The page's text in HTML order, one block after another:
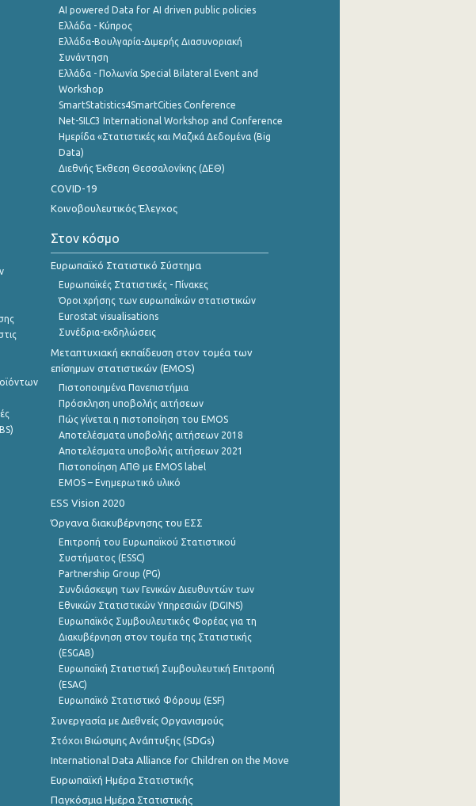
AI powered Data for AI driven public policies
Ελλάδα - Κύπρος
Ελλάδα-Βουλγαρία-Διμερής Διασυνοριακή
Συνάντηση
Ελλάδα - Πολωνία Special Bilateral Event and
Workshop
SmartStatistics4SmartCities Conference
Net-SILC3 International Workshop and Conference
Ημερίδα «Στατιστικές και Μαζικά Δεδομένα (Big
Data)
Διεθνής Έκθεση Θεσσαλονίκης (ΔΕΘ)
COVID-19
Κοινοβουλευτικός Έλεγχος
Στον κόσμο
Ευρωπαϊκό Στατιστικό Σύστημα
Ευρωπαϊκές Στατιστικές - Πίνακες
Όροι χρήσης των ευρωπαΪκών στατιστικών
Eurostat visualisations
Συνέδρια-εκδηλώσεις
Μεταπτυχιακή εκπαίδευση στον τομέα των
επίσημων στατιστικών (EMOS)
Πιστοποιημένα Πανεπιστήμια
Πρόσκληση υποβολής αιτήσεων
Πώς γίνεται η πιστοποίηση του EMOS
Αποτελέσματα υποβολής αιτήσεων 2018
Αποτελέσματα υποβολής αιτήσεων 2021
Πιστοποίηση ΑΠΘ με EMOS label
EMOS – Ενημερωτικό υλικό
ESS Vision 2020
Όργανα διακυβέρνησης του ΕΣΣ
Επιτροπή του Ευρωπαϊκού Στατιστικού
Συστήματος (ESSC)
Partnership Group (PG)
Συνδιάσκεψη των Γενικών Διευθυντών των
Εθνικών Στατιστικών Υπηρεσιών (DGINS)
Ευρωπαϊκός Συμβουλευτικός Φορέας για τη
Διακυβέρνηση στον τομέα της Στατιστικής
(ESGAB)
Ευρωπαϊκή Στατιστική Συμβουλευτική Επιτροπή
(ESAC)
Ευρωπαϊκό Στατιστικό Φόρουμ (ESF)
Συνεργασία με Διεθνείς Οργανισμούς
Στόχοι Βιώσιμης Ανάπτυξης (SDGs)
International Data Alliance for Children on the Move
Ευρωπαϊκή Ημέρα Στατιστικής
Παγκόσμια Ημέρα Στατιστικής